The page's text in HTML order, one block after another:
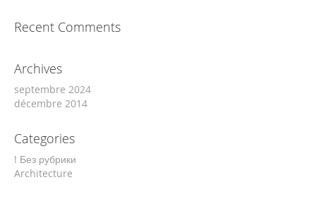
Recent Comments
Archives
septembre 2024
décembre 2014
Categories
! Без рубрики
Architecture